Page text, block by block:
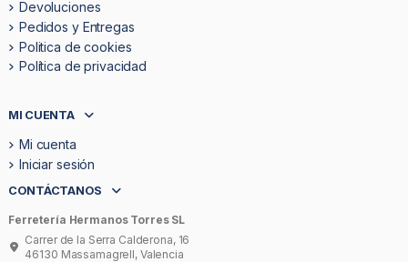
Devoluciones
Pedidos y Entregas
Politica de cookies
Política de privacidad
MI CUENTA
Mi cuenta
Iniciar sesión
CONTÁCTANOS
Ferretería Hermanos Torres SL
Carrer de la Serra Calderona, 16
46130 Massamagrell, Valencia